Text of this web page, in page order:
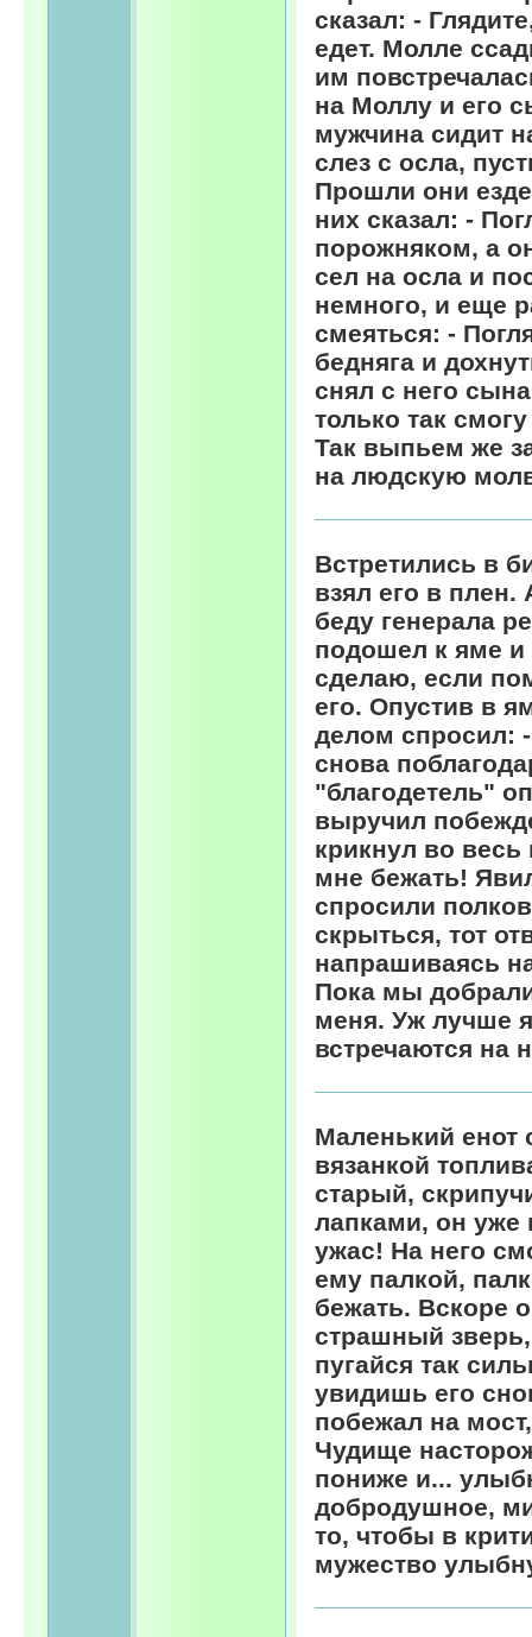
сказал: -
едет. Молле
им
на Моллу и его
мужчина сидит
слез с осла,
Прошли они
них сказал: -
порожняком, а
сел на осла и
немного, и еще
смеяться: -
бедняга и
снял с него
только так
Так выпьем же
на людскую
Встретились в
взял его в
беду генерала
подошел к яме и
сделаю, если
его. Опустив в
делом спросил:
снова
"благодетель"
выручил
крикнул во весь
мне бежать!
спросили
скрыться, тот
напрашиваясь
Пока мы
меня. Уж лучше
встречаются
Маленький енот
вязанкой
старый,
лапками, он уже
ужас! На него
ему палкой,
бежать. Вскоре
страшный
пугайся так
увидишь его
побежал на
Чудище
пониже и...
добродушное,
то, чтобы в
мужество